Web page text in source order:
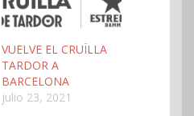
VUELVE EL CRUÏLLA
TARDOR A
BARCELONA
julio 23, 2021